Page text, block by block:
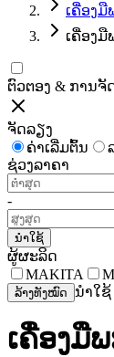
ເຄື່ອງ​ມື​
ເຄື່ອງ
ຕົວຕອງ & ການຈັ
ຈັດລຽງ
ຄ່າເລີ່ມຕົ້ນ
ຊ່ວງລາຄາ
-
ນຳໃຊ້
ຜູ້ຜະລິດ
MAKITA
ລ້າງທັງໝົດ ນຳໃຊ້
ເຄື່ອງມື